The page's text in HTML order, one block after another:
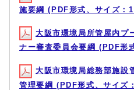
施要綱 (PDF形式、サイズ：
大阪市環境局所管屋内プ
ナー審査委員会要綱 (PDF形
大阪市環境局総務部施設
管理要綱 (PDF形式、サイズ